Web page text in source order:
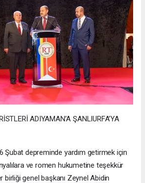
ADIYAMAN’A ŞANLIURFA’YA
Şubat depreminde yardım getirmek için
ve romen hukumetine teşekkür
birliği genel başkanı Zeynel Abidin